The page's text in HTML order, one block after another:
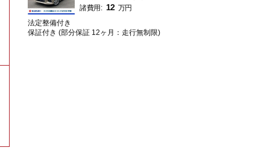
諸費用: 12 万円
法定整備付き
保証付き (部分保証 12ヶ月：走行無制限)